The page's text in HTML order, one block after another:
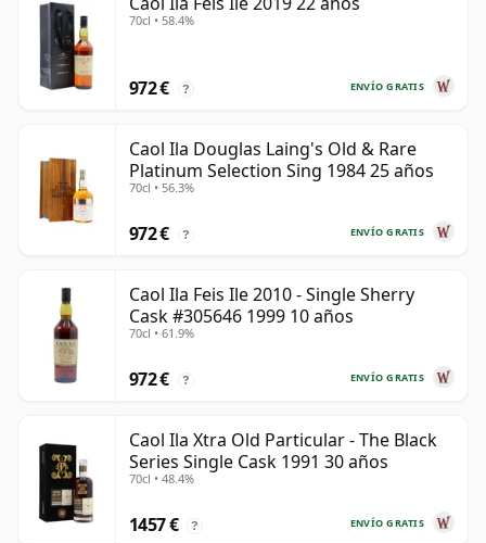
70cl • 58.4%
ENVÍO GRATIS
972 € ?
Caol Ila Douglas Laing's Old & Rare
Platinum Selection Sing 1984 25 años
70cl • 56.3%
ENVÍO GRATIS
972 € ?
Caol Ila Feis Ile 2010 - Single Sherry
Cask #305646 1999 10 años
70cl • 61.9%
ENVÍO GRATIS
972 € ?
Caol Ila Xtra Old Particular - The Black
Series Single Cask 1991 30 años
70cl • 48.4%
ENVÍO GRATIS
1457 € ?